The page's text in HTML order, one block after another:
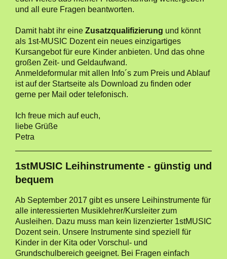
und all eure Fragen beantworten.
Damit habt ihr eine Zusatzqualifizierung und könnt
als 1st-MUSIC Dozent ein neues einzigartiges
Kursangebot für eure Kinder anbieten. Und das ohne
großen Zeit- und Geldaufwand.
Anmeldeformular mit allen Info´s zum Preis und Ablauf
ist auf der Startseite als Download zu finden oder
gerne per Mail oder telefonisch.
Ich freue mich auf euch,
liebe Grüße
Petra
1stMUSIC Leihinstrumente - günstig und
bequem
Ab September 2017 gibt es unsere Leihinstrumente für
alle interessierten Musiklehrer/Kursleiter zum
Ausleihen. Dazu muss man kein lizenzierter 1stMUSIC
Dozent sein. Unsere Instrumente sind speziell für
Kinder in der Kita oder Vorschul- und
Grundschulbereich geeignet. Bei Fragen einfach